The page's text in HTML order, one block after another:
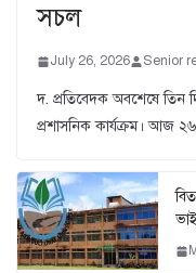
সচল
July 26, 2026 Senior
দ. প্রতিবেদক অবশেষে তিন
প্রশাসনিক কার্যক্রম। আজ